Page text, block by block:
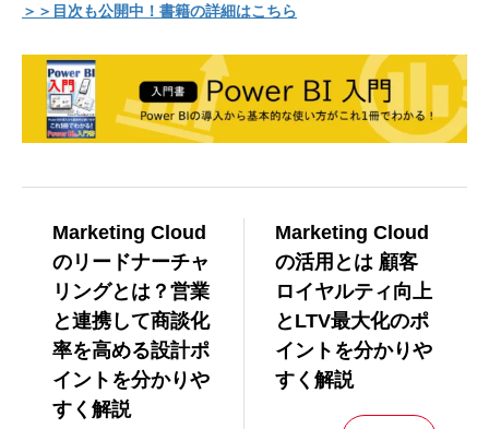
＞＞目次も公開中！書籍の詳細はこちら
Marketing Cloud
のリードナーチャ
リングとは？営業
と連携して商談化
率を高める設計ポ
イントを分かりや
すく解説
Marketing Cloud
の活用とは 顧客
ロイヤルティ向上
とLTV最大化のポ
イントを分かりや
すく解説